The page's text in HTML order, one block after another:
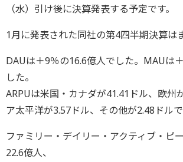
（水）引け後に決算発表する予定です。
1月に発表された同社の第4四半期決算は
DAUは＋9％の16.6億人でした。MAUは
した。
ARPUは米国・カナダが41.41ドル、欧州
ア太平洋が3.57ドル、その他が2.48ドルで
ファミリー・デイリー・アクティブ・ピ
22.6億人、